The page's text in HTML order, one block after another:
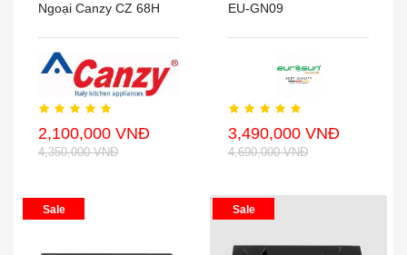
Ngoại Canzy CZ 68H
2,100,000 VNĐ
4,350,000 VNĐ
EU-GN09
3,490,000 VNĐ
4,690,000 VNĐ
Sale Sale